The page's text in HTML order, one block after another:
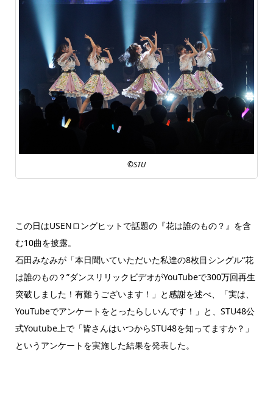
©STU
この日はUSENロングヒットで話題の『花は誰のもの？』を含
む10曲を披露。
石田みなみが「本日聞いていただいた私達の8枚目シングル“花
は誰のもの？”ダンスリリックビデオがYouTubeで300万回再生
突破しました！有難うございます！」と感謝を述べ、「実は、
YouTubeでアンケートをとったらしいんです！」と、STU48公
式Youtube上で「皆さんはいつからSTU48を知ってますか？」
というアンケートを実施した結果を発表した。